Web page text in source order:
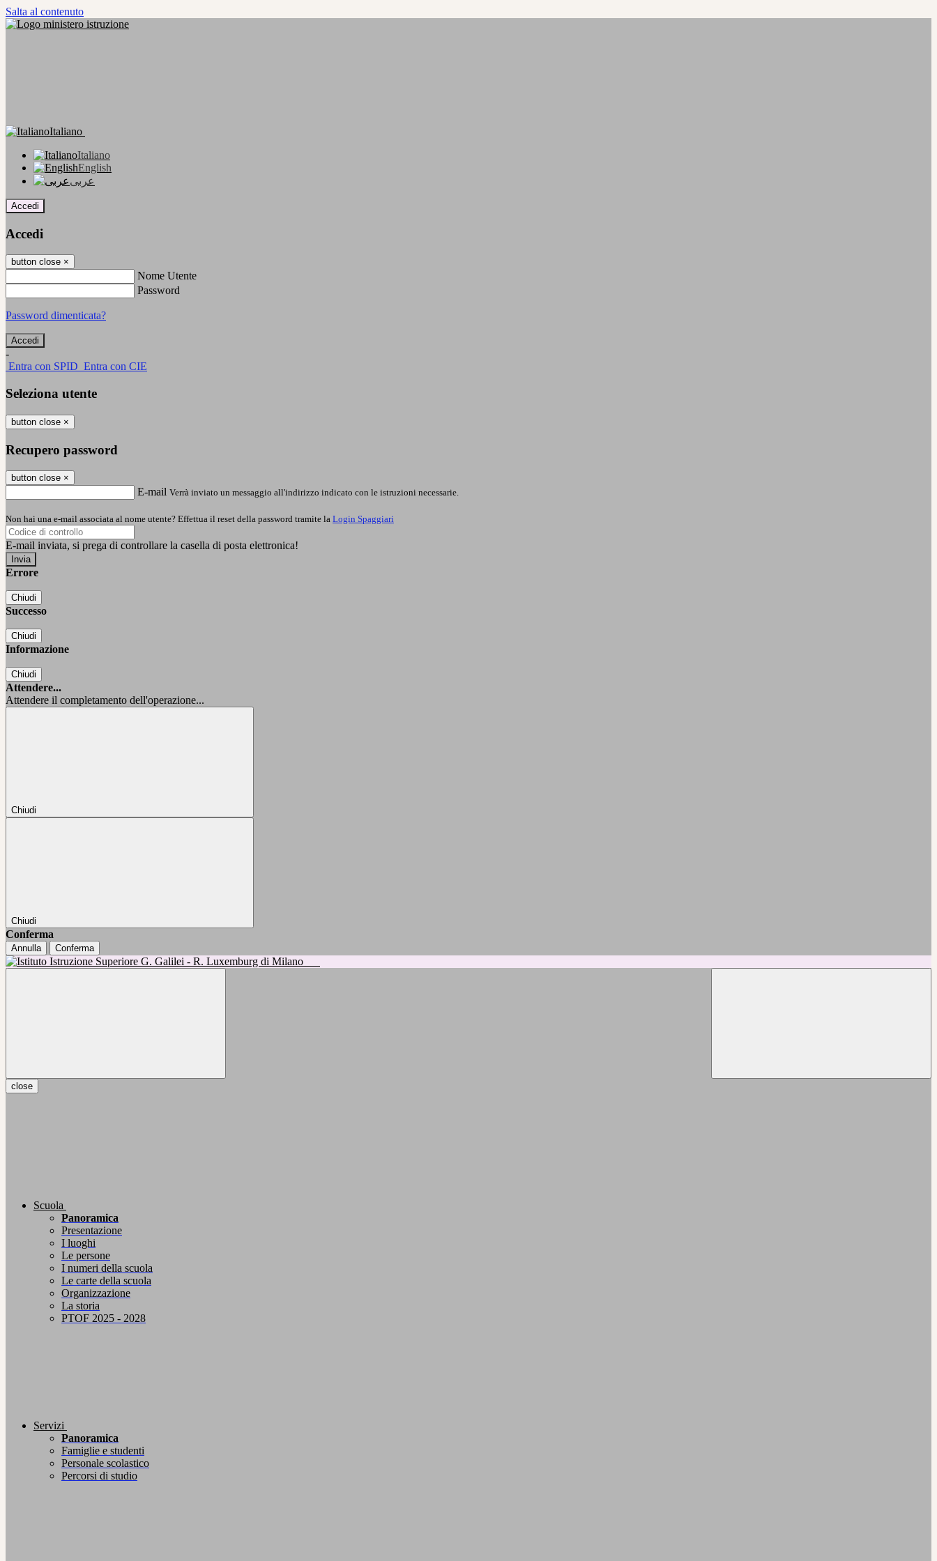
Salta al contenuto
Italiano
Italiano
English
عربى
Accedi
Accedi
button close ×
Nome Utente
Password
Password dimenticata?
-
Entra con SPID Entra con CIE
Seleziona utente
button close ×
Recupero password
button close ×
E-mail Verrà inviato un messaggio all'indirizzo indicato con le istruzioni necessarie.
Non hai una e-mail associata al nome utente? Effettua il reset della password tramite la Login Spaggiari
E-mail inviata, si prega di controllare la casella di posta elettronica!
Errore
Chiudi
Successo
Chiudi
Informazione
Chiudi
Attendere...
Attendere il completamento dell'operazione...
Chiudi
Chiudi
Conferma
Annulla Conferma
close
Scuola
Panoramica
Presentazione
I luoghi
Le persone
I numeri della scuola
Le carte della scuola
Organizzazione
La storia
PTOF 2025 - 2028
Servizi
Panoramica
Famiglie e studenti
Personale scolastico
Percorsi di studio